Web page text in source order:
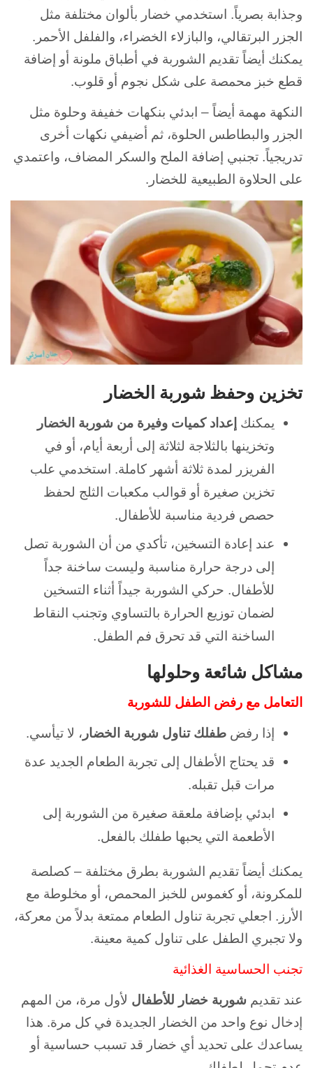
وجذابة بصرياً. استخدمي خضار بألوان مختلفة مثل
الجزر البرتقالي، والبازلاء الخضراء، والفلفل الأحمر.
يمكنك أيضاً تقديم الشوربة في أطباق ملونة أو إضافة
قطع خبز محمصة على شكل نجوم أو قلوب.
النكهة مهمة أيضاً – ابدئي بنكهات خفيفة وحلوة مثل
الجزر والبطاطس الحلوة، ثم أضيفي نكهات أخرى
تدريجياً. تجنبي إضافة الملح والسكر المضاف، واعتمدي
على الحلاوة الطبيعية للخضار.
تخزين وحفظ شوربة الخضار
يمكنك إعداد كميات وفيرة من شوربة الخضار
وتخزينها بالثلاجة لثلاثة إلى أربعة أيام، أو في
الفريزر لمدة ثلاثة أشهر كاملة. استخدمي علب
تخزين صغيرة أو قوالب مكعبات الثلج لحفظ
حصص فردية مناسبة للأطفال.
عند إعادة التسخين، تأكدي من أن الشوربة تصل
إلى درجة حرارة مناسبة وليست ساخنة جداً
للأطفال. حركي الشوربة جيداً أثناء التسخين
لضمان توزيع الحرارة بالتساوي وتجنب النقاط
الساخنة التي قد تحرق فم الطفل.
مشاكل شائعة وحلولها
التعامل مع رفض الطفل للشوربة
إذا رفض طفلك تناول شوربة الخضار ، لا تيأسي.
قد يحتاج الأطفال إلى تجربة الطعام الجديد عدة
مرات قبل تقبله.
ابدئي بإضافة ملعقة صغيرة من الشوربة إلى
الأطعمة التي يحبها طفلك بالفعل.
يمكنك أيضاً تقديم الشوربة بطرق مختلفة – كصلصة
للمكرونة، أو كغموس للخبز المحمص، أو مخلوطة مع
الأرز. اجعلي تجربة تناول الطعام ممتعة بدلاً من معركة،
ولا تجبري الطفل على تناول كمية معينة.
تجنب الحساسية الغذائية
عند تقديم شوربة خضار للأطفال لأول مرة، من المهم
إدخال نوع واحد من الخضار الجديدة في كل مرة. هذا
يساعدك على تحديد أي خضار قد تسبب حساسية أو